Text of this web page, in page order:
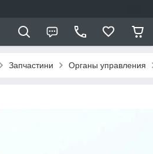
Запчастини Органы управления